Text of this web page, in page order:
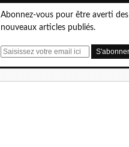
Abonnez-vous pour être averti des
nouveaux articles publiés.
E